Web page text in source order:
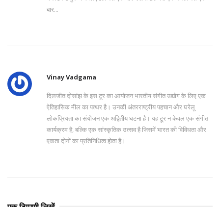
बार...
Vinay Vadgama
दिलजीत दोसांझ के इस टूर का आयोजन भारतीय संगीत उद्योग के लिए एक
ऐतिहासिक मील का पत्थर है। उनकी अंतरराष्ट्रीय पहचान और घरेलू
लोकप्रियता का संयोजन एक अद्वितीय घटना है। यह टूर न केवल एक संगीत
कार्यक्रम है, बल्कि एक सांस्कृतिक उत्सव है जिसमें भारत की विविधता और
एकता दोनों का प्रतिनिधित्व होता है।